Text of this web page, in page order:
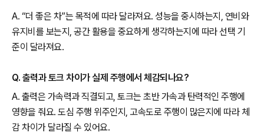
A. “더 좋은 차”는 목적에 따라 달라져요. 성능을 중시하는지, 연비와
유지비를 보는지, 공간 활용을 중요하게 생각하는지에 따라 선택 기
준이 달라져요.
Q. 출력과 토크 차이가 실제 주행에서 체감되나요?
A. 출력은 가속력과 직결되고, 토크는 초반 가속과 탄력적인 주행에
영향을 줘요. 도심 주행 위주인지, 고속도로 주행이 많은지에 따라 체
감 차이가 달라질 수 있어요.